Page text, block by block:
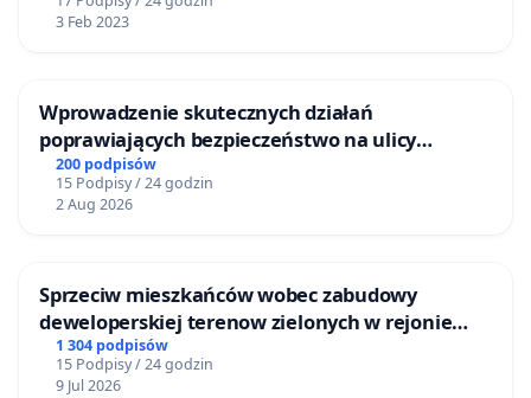
3 Feb 2023
Wprowadzenie skutecznych działań
poprawiających bezpieczeństwo na ulicy
Żeromskiego w Otwocku
200 podpisów
15 Podpisy / 24 godzin
2 Aug 2026
Sprzeciw mieszkańców wobec zabudowy
deweloperskiej terenow zielonych w rejonie
Bulwarów Straceńskich w Bielsku-Białej
1 304 podpisów
15 Podpisy / 24 godzin
9 Jul 2026